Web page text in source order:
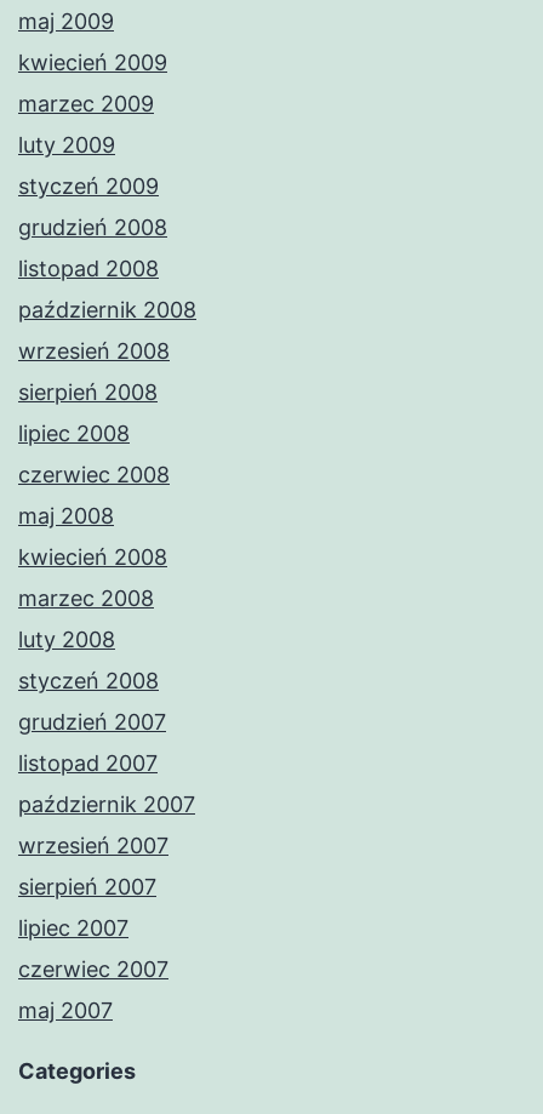
maj 2009
kwiecień 2009
marzec 2009
luty 2009
styczeń 2009
grudzień 2008
listopad 2008
październik 2008
wrzesień 2008
sierpień 2008
lipiec 2008
czerwiec 2008
maj 2008
kwiecień 2008
marzec 2008
luty 2008
styczeń 2008
grudzień 2007
listopad 2007
październik 2007
wrzesień 2007
sierpień 2007
lipiec 2007
czerwiec 2007
maj 2007
Categories